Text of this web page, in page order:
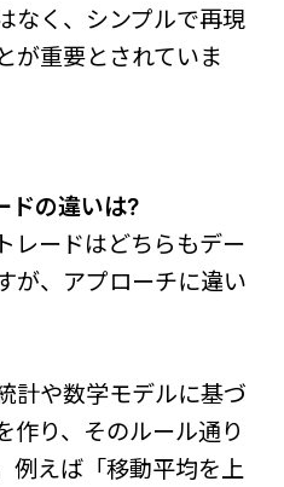
なく、シンプルで再現
が重要とされていま
ドの違いは?
レードはどちらもデー
が、アプローチに違い
計や数学モデルに基づ
作り、そのルール通り
例えば「移動平均を上